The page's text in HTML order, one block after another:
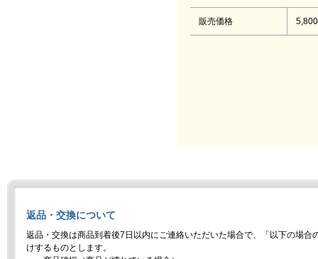
販売価格
返品・交換について
返品・交換は商品到着後7日以内にご連絡いただいた場合で、「以下の場合
けするものとします。